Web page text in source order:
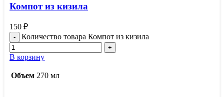
Компот из кизила
150 ₽
Количество товара Компот из кизила
В корзину
Объем 270 мл